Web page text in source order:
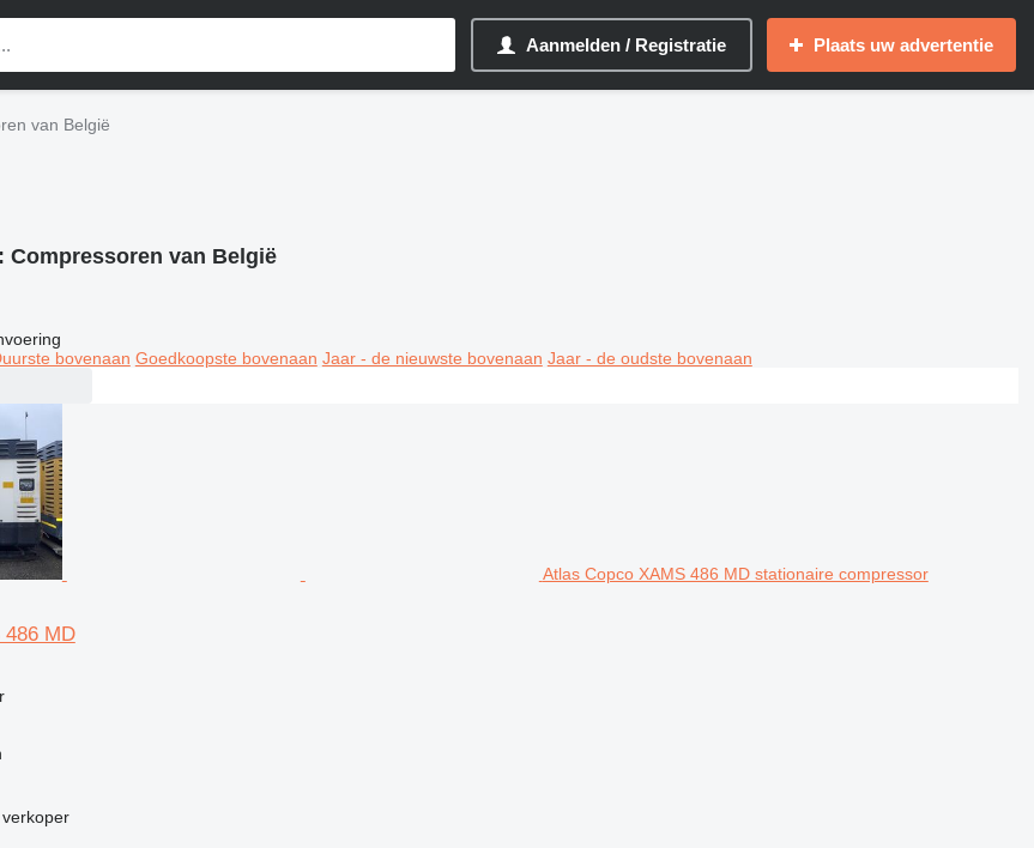
Aanmelden / Registratie Plaats uw advertentie
van België
Compressoren van België
bovenaan Goedkoopste bovenaan Jaar - de nieuwste bovenaan Jaar - de oudste bovenaan
Atlas Copco XAMS 486 MD stationaire compressor
MD